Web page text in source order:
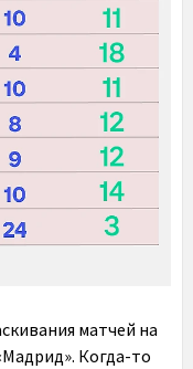
матчей на
Когда-то